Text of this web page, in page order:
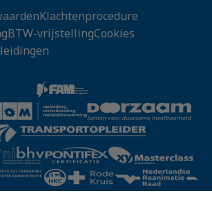
Klachtenprocedure
BTW-vrijstellingCookies